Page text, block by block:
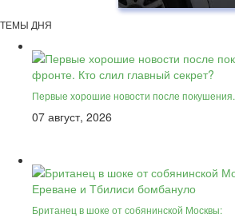
ТЕМЫ ДНЯ
Первые хорошие новости после покушения.
07 август, 2026
Британец в шоке от собянинской Москвы: